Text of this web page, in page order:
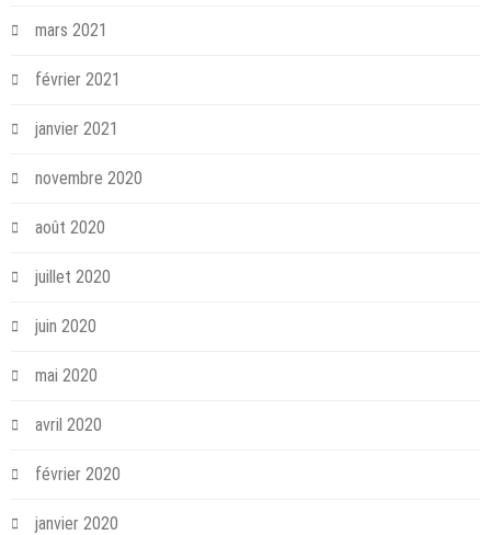
mars 2021
février 2021
janvier 2021
novembre 2020
août 2020
juillet 2020
juin 2020
mai 2020
avril 2020
février 2020
janvier 2020